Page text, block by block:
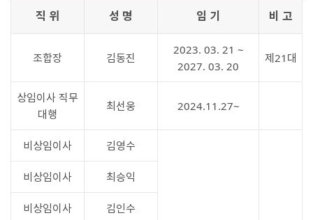
직 위 성 명 임 기 비 고
조합장 김동진
2023. 03. 21 ~
2027. 03. 20
제21대
상임이사 직무
대행
최선웅 2024.11.27~
비상임이사 김영수
비상임이사 최승익
비상임이사 김인수